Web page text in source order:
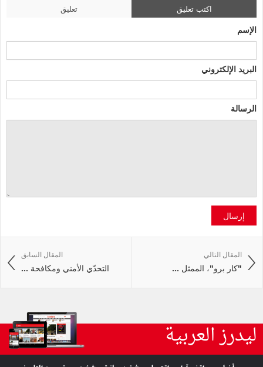
اكتب تعليق تعليق
الإسم
البريد الإلكتروني
الرسالة
إرسال
المقال السابق
التحدّي الأمني ومكافحة ...
المقال التالي
"كار برو"، الممثل ...
ليدرز العربية